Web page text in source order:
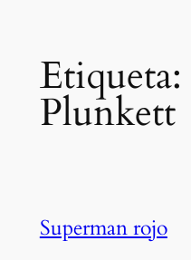
Etiqueta:
Plunkett
Superman rojo